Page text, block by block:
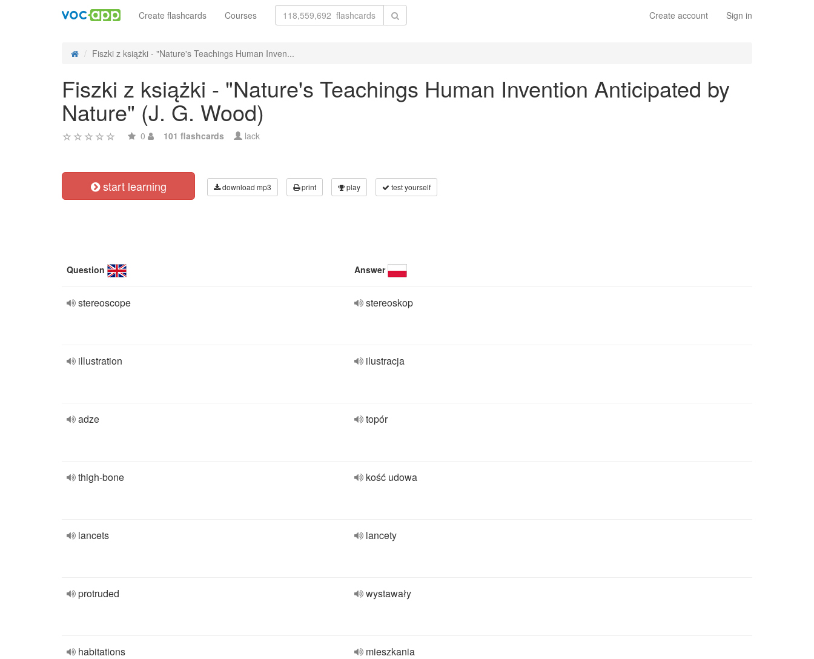
Create account Sign in
Create flashcards Courses
Fiszki z książki - "Nature's Teachings Human Inven...
Fiszki z książki - "Nature's Teachings Human Invention Anticipated by
Nature" (J. G. Wood)
0 101 flashcards lack
start learning download mp3 print play test yourself
Question Answer
stereoscope stereoskop
illustration ilustracja
adze topór
thigh-bone kość udowa
lancets lancety
protruded wystawały
habitations mieszkania